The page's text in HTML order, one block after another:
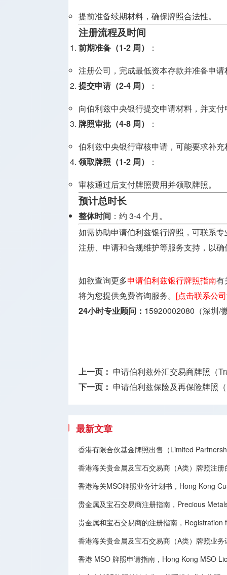
提前准备续期材料，确保牌照合法性。
注册流程及时间
前期准备（1-2 周）
：
注册公司，完成最低资本存款并准备申请
提交申请（2-4 周）
：
向伯利兹中央银行提交申请材料，并支
牌照审批（4-8 周）
：
伯利兹中央银行审核申请，可能要求补充
领取牌照（1-2 周）
：
审核通过后支付牌照费用并领取牌照。
预计总时长
整体时间 ：约 3-4 个月。
如需协助申请伯利兹银行牌照，可联系
注册、申请和合规维护等服务支持，以
如欲查询更多申请伯利兹银行牌照指南有
将为您提供免费咨询服务。 [点击联系公
24小时专业顾问： 15920002080（深圳/
上一页： 申请伯利兹外汇交易商牌照（
下一页： 申请伯利兹保险及再保险牌照
最新文章
香港有限合伙基金牌照出售（Limited
香港海关贵金属及宝石交易商（A类）牌照注册
香港海关MSO牌照业务计划书，Hong Kong
贵金属及宝石交易商注册指南，Precious
贵金属和宝石交易商的注册指南，
香港海关贵金属及宝石交易商（A类）牌照业
香港 MSO 牌照申请指南，Hong Kong MSO